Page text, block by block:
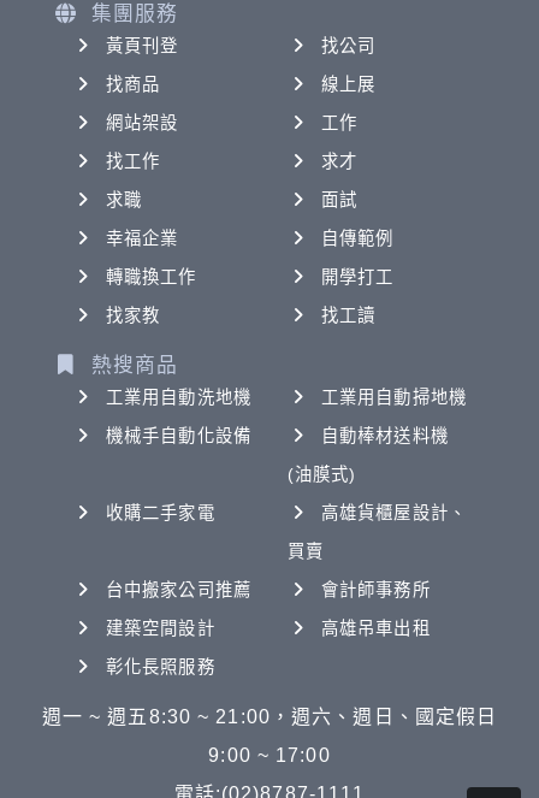
集團服務
黃頁刊登
找公司
找商品
線上展
網站架設
工作
找工作
求才
求職
面試
幸福企業
自傳範例
轉職換工作
開學打工
找家教
找工讀
熱搜商品
工業用自動洗地機
工業用自動掃地機
機械手自動化設備
自動棒材送料機
(油膜式)
收購二手家電
高雄貨櫃屋設計、
買賣
台中搬家公司推薦
會計師事務所
建築空間設計
高雄吊車出租
彰化長照服務
週一 ~ 週五8:30 ~ 21:00，週六、週日、國定假日
9:00 ~ 17:00
電話:(02)8787-1111